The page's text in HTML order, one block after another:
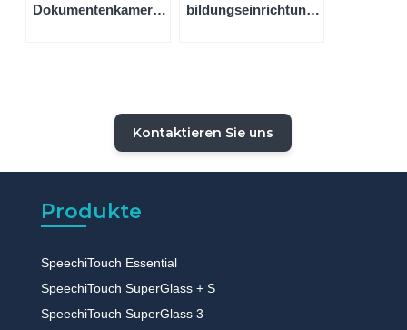
Dokumentenkamera
bildungseinrichtung:
Kontaktieren Sie uns
Produkte
SpeechiTouch Essential
SpeechiTouch SuperGlass + S
SpeechiTouch SuperGlass 3